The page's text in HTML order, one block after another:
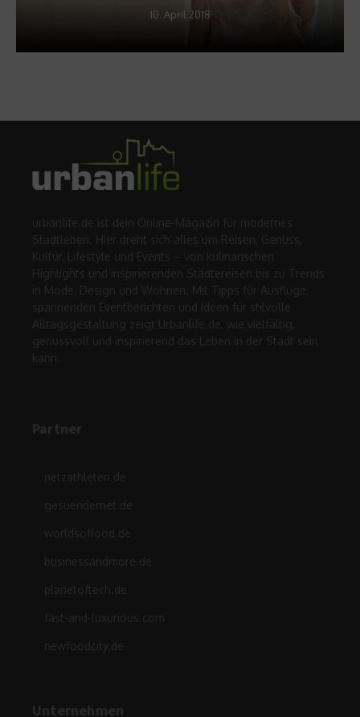
10. April 2018
urbanlife.de ist dein Online-Magazin für modernes
Stadtleben. Hier dreht sich alles um Reisen, Genuss,
Kultur, Lifestyle und Events – von kulinarischen
Highlights und inspirierenden Städtereisen bis zu Trends
in Mode, Design und Wohnen. Mit Tipps für Ausflüge,
spannenden Eventberichten und Ideen für stilvolle
Alltagsgestaltung zeigt Urbanlife.de, wie vielfältig,
genussvoll und inspirierend das Leben in der Stadt sein
kann.
Partner
netzathleten.de
gesuendernet.de
worldsoffood.de
businessandmore.de
planetoftech.de
fast-and-luxurious.com
newfoodcity.de
Unternehmen